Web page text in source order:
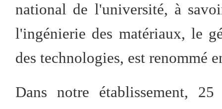
national de l'université, à
l'ingénierie des matériaux, le
des technologies, est renommé
Dans notre établissement,